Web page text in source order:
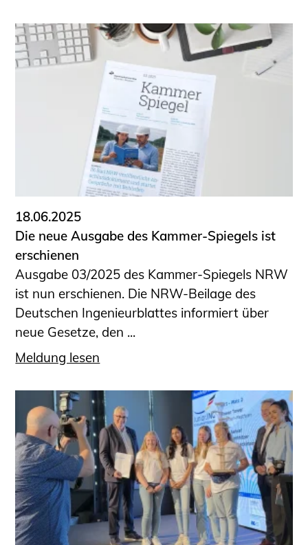
18.06.2025
Die neue Ausgabe des Kammer-Spiegels ist
erschienen
Ausgabe 03/2025 des Kammer-Spiegels NRW
ist nun erschienen. Die NRW-Beilage des
Deutschen Ingenieurblattes informiert über
neue Gesetze, den ...
Meldung lesen